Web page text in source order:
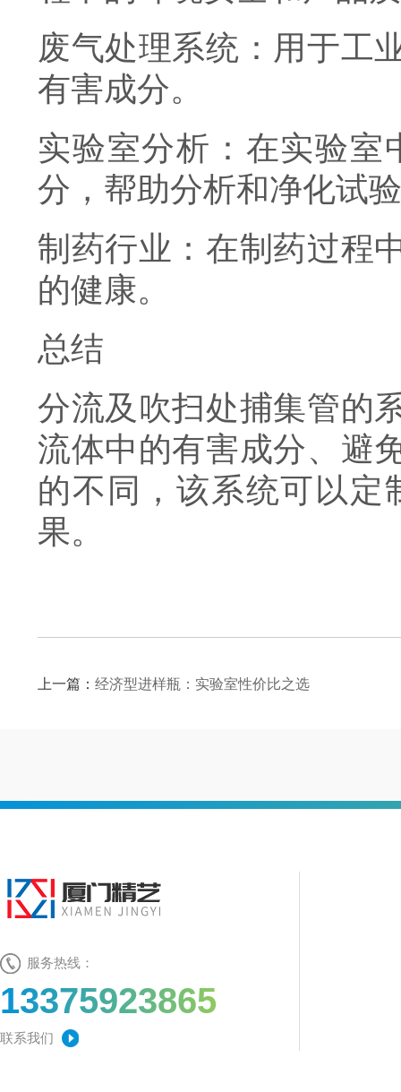
废气处理系统：用于工
有害成分。
实验室分析：在实验室
分，帮助分析和净化试
制药行业：在制药过程
的健康。
总结
分流及吹扫处捕集管的
流体中的有害成分、避
的不同，该系统可以定
果。
上一篇： 经济型进样瓶：实验室性价比之选
服务热线：
13375923865
联系我们